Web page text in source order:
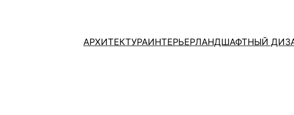
АРХИТЕКТУРАИНТЕРЬЕРЛАНДШАФТНЫЙ